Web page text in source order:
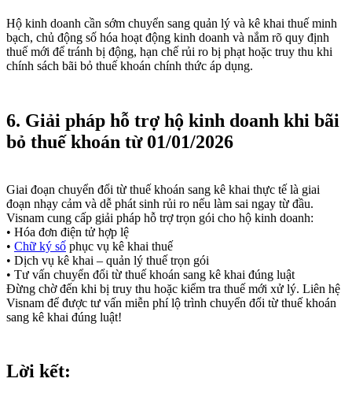
Hộ kinh doanh cần sớm chuyển sang quản lý và kê khai thuế minh
bạch, chủ động số hóa hoạt động kinh doanh và nắm rõ quy định
thuế mới để tránh bị động, hạn chế rủi ro bị phạt hoặc truy thu khi
chính sách bãi bỏ thuế khoán chính thức áp dụng.
6. Giải pháp hỗ trợ hộ kinh doanh khi bãi
bỏ thuế khoán từ 01/01/2026
Giai đoạn chuyển đổi từ thuế khoán sang kê khai thực tế là giai
đoạn nhạy cảm và dễ phát sinh rủi ro nếu làm sai ngay từ đầu.
Visnam cung cấp giải pháp hỗ trợ trọn gói cho hộ kinh doanh:
• Hóa đơn điện tử hợp lệ
• Chữ ký số phục vụ kê khai thuế
• Dịch vụ kê khai – quản lý thuế trọn gói
• Tư vấn chuyển đổi từ thuế khoán sang kê khai đúng luật
Đừng chờ đến khi bị truy thu hoặc kiểm tra thuế mới xử lý. Liên hệ
Visnam để được tư vấn miễn phí lộ trình chuyển đổi từ thuế khoán
sang kê khai đúng luật!
Lời kết: